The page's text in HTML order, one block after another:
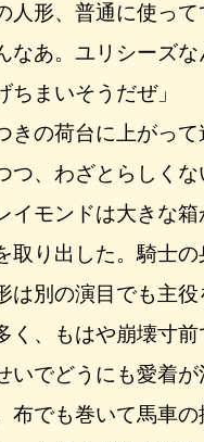
人形、普通に使っ
なあ。ユリシーズ
ちまいそうだぜ」
きの荷台に上がって
つ、わざとらしく
イモンドは大きな
取り出した。騎士
は別の演目でも主
く、もはや崩壊寸
いでどうにも愛着
布でも巻いて馬車